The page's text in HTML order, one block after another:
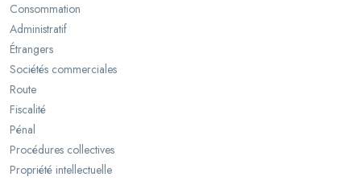
Consommation
Administratif
Étrangers
Sociétés commerciales
Route
Fiscalité
Pénal
Procédures collectives
Propriété intellectuelle